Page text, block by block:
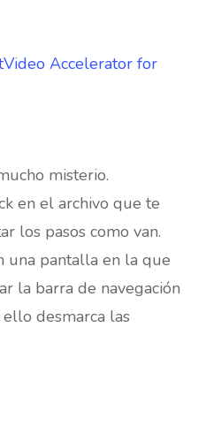
Accelerator for
misterio.
en el archivo que te
los pasos como van.
una pantalla en la que
la barra de navegación
desmarca las